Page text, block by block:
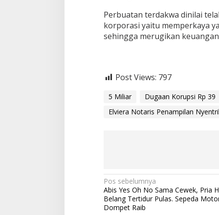
Perbuatan terdakwa dinilai
korporasi yaitu memperkaya
sehingga merugikan
Post Views: 797
5 Miliar
Dugaan Korupsi Rp 39
Elviera Notaris Penampilan
N
a
v
Pos sebelumnya
Abis Yes Oh No Sama Cewek, Pria
Belang Tertidur Pulas. Sepeda
Dompet Raib